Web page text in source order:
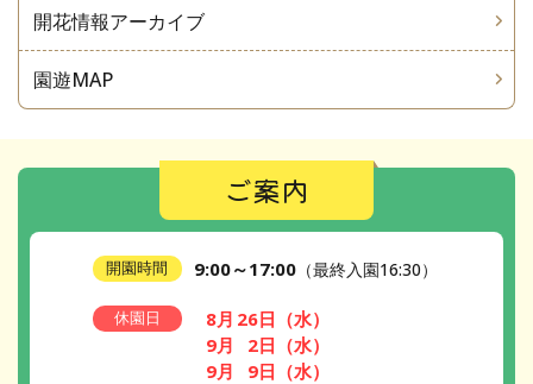
開花情報アーカイブ
園遊MAP
ご案内
開園時間 9:00～17:00（最終入園16:30）
休園日 8月 26日 （水）
9月
2日 （水）
9月
9日 （水）